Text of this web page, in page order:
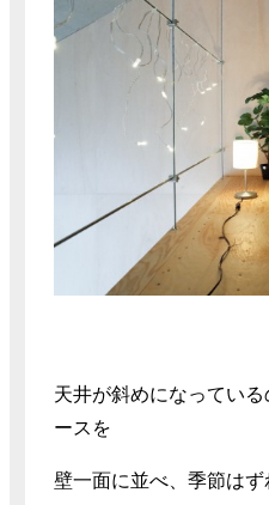
天井が斜めになってい
ースを
壁一面に並べ、季節は